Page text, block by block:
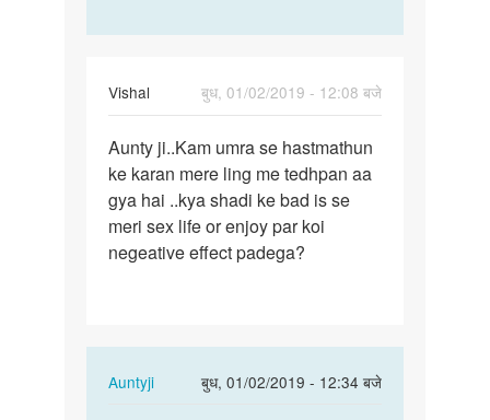
Vishal
बुध, 01/02/2019 - 12:08 बजे
Aunty
ji..Kam
umra
se…
Aunty ji..Kam umra se hastmathun
ke karan mere ling me tedhpan aa
gya hai ..kya shadi ke bad is se
meri sex life or enjoy par koi
negeative effect padega?
Auntyji
बुध, 01/02/2019 - 12:34 बजे
In